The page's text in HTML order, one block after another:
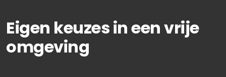
Eigen keuzes in een vrije
omgeving